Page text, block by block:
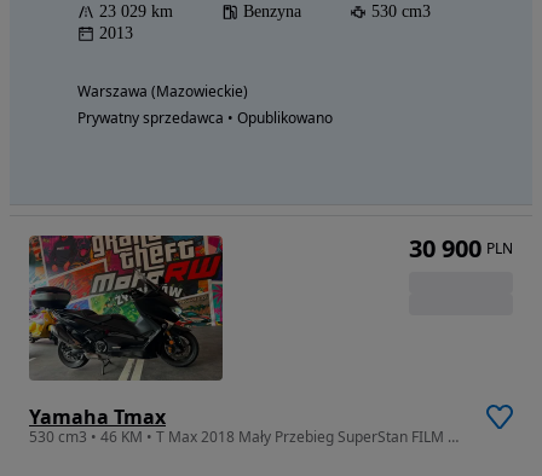
23 029 km Benzyna
530 cm3
2013
Warszawa (Mazowieckie)
Prywatny sprzedawca • Opublikowano
Yamaha Tmax
530 cm3 • 46 KM • T Max 2018 Mały Przebieg SuperStan FILM Dowóz Raty MotoRW
30 900 PLN